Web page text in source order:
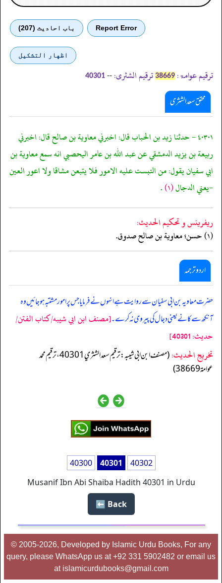
Report Error باب احادیث (207)
اظهار التشكيل
ترقیم عوامۃ: 38669 ترقیم الشثری: --
40301
محقق سعد الشثری
٤٠٣٠١ - حدثنا زيد بن الحباب قال: اخبرني معاوية بن صالح قال: اخبرني
ربيعة بن يزيد الدمشقي عن عبد الله بن عامر اليحصبي انه سمع معاوية بن
ابي سفيان يقول: من التبست عليه الامور فلا يتبعن مشاقا ولا اعور العين
-يعني الدجال(١) .
ريفرينس و تحكيم الحدیث:
(١) حسن؛ معاوية بن صالح صدوق.
اردو ترجمہ
حضرت معاویہ بن ابی سفیان سے روایت ہے انہوں نے فرمایا جس پر امور مشتبہ ہوجائیں وہ
آنکھ سے کانے یعنی دجال کی پیروی نہ کرے۔[مصنف ابن ابي شيبه/كتاب الفتن/
حدیث: 40301]
تخریج الحدیث:
(مصنف ابن ابي شيبه: ترقيم سعد الشثري 40301، ترقيم محمد
عوامة 38669)
40300 40301
40302
Musanif Ibn Abi Shaiba Hadith 40301 in Urdu
Back ⬅️
© 2005-2026, Developed by Islamic Urdu Books, For any
query, please WhatsApp us at +92 331 5902482 or email us
at islamicurdubooks@gmail.com